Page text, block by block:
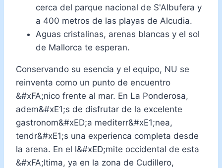
cerca del parque nacional de S'Albufera y
a 400 metros de las playas de Alcudia.
Aguas cristalinas, arenas blancas y el sol
de Mallorca te esperan.
Conservando su esencia y el equipo, NU se
reinventa como un punto de encuentro
&#xFA;nico frente al mar. En La Ponderosa,
adem&#xE1;s de disfrutar de la excelente
gastronom&#xED;a mediterr&#xE1;nea,
tendr&#xE1;s una experienca completa desde
la arena. En el l&#xED;mite occidental de esta
&#xFA;ltima, ya en la zona de Cudillero,